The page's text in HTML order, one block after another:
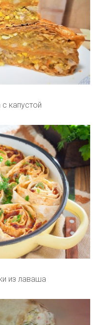
капустой
из лаваша